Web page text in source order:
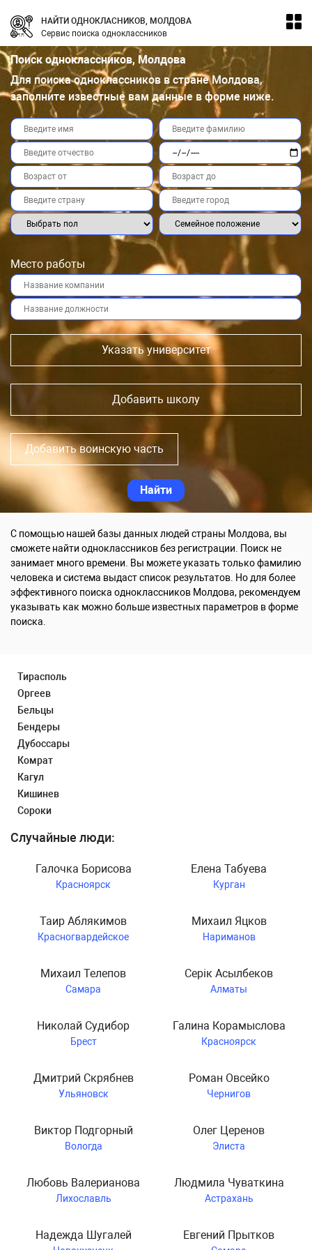
НАЙТИ ОДНОКЛАСНИКОВ, МОЛДОВА
Сервис поиска одноклассников
Поиск одноклассников, Молдова
Для поиска одноклассников в стране Молдова,
заполните известные вам данные в форме ниже.
Место работы
Указать университет
Добавить школу
Добавить воинскую часть
С помощью нашей базы данных людей страны Молдова, вы
сможете найти одноклассников без регистрации. Поиск не
занимает много времени. Вы можете указать только фамилию
человека и система выдаст список результатов. Но для более
эффективного поиска одноклассников Молдова, рекомендуем
указывать как можно больше известных параметров в форме
поиска.
Тирасполь
Оргеев
Бельцы
Бендеры
Дубоссары
Комрат
Кагул
Кишинев
Сороки
Случайные люди:
Галочка Борисова
Красноярск
Елена Табуева
Курган
Таир Аблякимов
Красногвардейское
Михаил Яцков
Нариманов
Михаил Телепов
Самара
Серiк Асылбеков
Алматы
Николай Судибор
Брест
Галина Корамыслова
Красноярск
Дмитрий Скрябнев
Ульяновск
Роман Овсейко
Чернигов
Виктор Подгорный
Вологда
Олег Церенов
Элиста
Любовь Валерианова
Лихославль
Людмила Чуваткина
Астрахань
Надежда Шугалей Евгений Прытков